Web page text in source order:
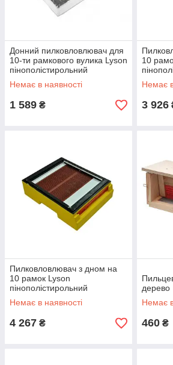
Донний пилковловлювач для
10-ти рамкового вулика Lyson
пінополістирольний
нефарбований
Немає в наявності
1 589 ₴
10
Немає
3 926
Пилковловлювач з дном на
10 рамок Lyson
пінополістирольний
фарбований
Немає в наявності
4 267 ₴
дерево
Немає
460 ₴